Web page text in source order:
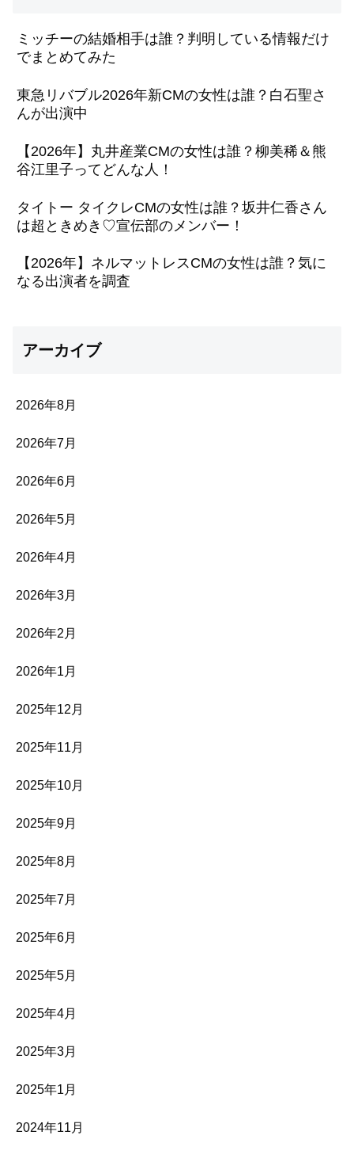
ミッチーの結婚相手は誰？判明している情報だけ
でまとめてみた
東急リバブル2026年新CMの女性は誰？白石聖さ
んが出演中
【2026年】丸井産業CMの女性は誰？柳美稀＆熊
谷江里子ってどんな人！
タイトー タイクレCMの女性は誰？坂井仁香さん
は超ときめき♡宣伝部のメンバー！
【2026年】ネルマットレスCMの女性は誰？気に
なる出演者を調査
アーカイブ
2026年8月
2026年7月
2026年6月
2026年5月
2026年4月
2026年3月
2026年2月
2026年1月
2025年12月
2025年11月
2025年10月
2025年9月
2025年8月
2025年7月
2025年6月
2025年5月
2025年4月
2025年3月
2025年1月
2024年11月